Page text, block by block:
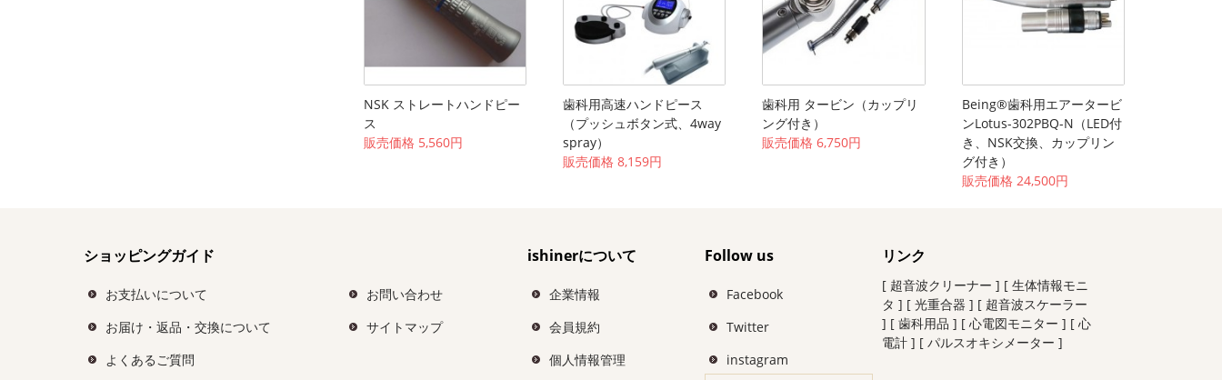
NSK ストレートハンドピー
ス
販売価格 5,560円
歯科用高速ハンドピース
（プッシュボタン式、4way
spray）
販売価格 8,159円
歯科用 タービン（カップリ
ング付き）
販売価格 6,750円
Being®歯科用エアータービ
ンLotus-302PBQ-N（LED付
き、NSK交換、カップリン
グ付き）
販売価格 24,500円
ショッピングガイド
お支払いについて
お届け・返品・交換について
よくあるご質問
お問い合わせ
サイトマップ
ishinerについて
企業情報
会員規約
個人情報管理
Follow us
Facebook
Twitter
instagram
リンク
[ 超音波クリーナー ] [ 生体情報モニ
タ ] [ 光重合器 ] [ 超音波スケーラー
] [ 歯科用品 ] [ 心電図モニター ] [ 心
電計 ] [ パルスオキシメーター ]